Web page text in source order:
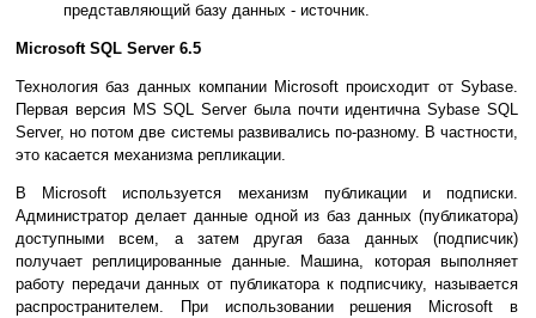
представляющий базу данных - источник.
Microsoft SQL Server 6.5
Технология баз данных компании Microsoft происходит от Sybase.
Первая версия MS SQL Server была почти идентична Sybase SQL
Server, но потом две системы развивались по-разному. В частности,
это касается механизма репликации.
В Microsoft используется механизм публикации и подписки.
Администратор делает данные одной из баз данных (публикатора)
доступными всем, а затем другая база данных (подписчик)
получает реплицированные данные. Машина, которая выполняет
работу передачи данных от публикатора к подписчику, называется
распространителем. При использовании решения Microsoft в